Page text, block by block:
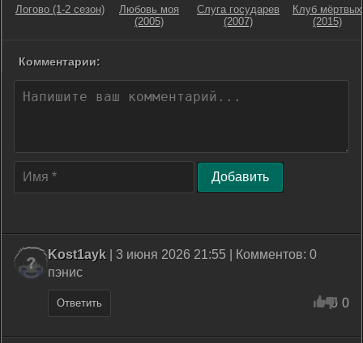
Логово (1-2 сезон)
Любовь моя
(2005)
Слуга государев
(2007)
Клуб мёртвых
(2015)
Комментарии:
Добавить
Kost1ayk | 3 июня 2026 21:55 | Комментов: 0
пэнис
Ответить 0 0